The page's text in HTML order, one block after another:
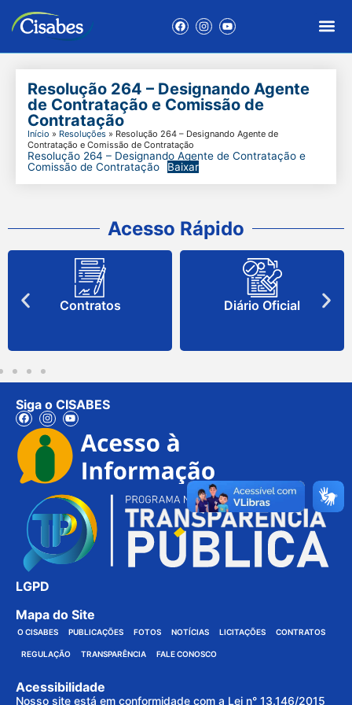
Resolução 264 – Designando Agente
de Contratação e Comissão de
Contratação
Início » Resoluções » Resolução 264 – Designando Agente de
Contratação e Comissão de Contratação
Resolução 264 – Designando Agente de Contratação e
Comissão de Contratação
Baixar
Acesso Rápido
Contratos Diário Oficial
Siga o CISABES
LGPD
Mapa do Site
O CISABES PUBLICAÇÕES FOTOS NOTÍCIAS LICITAÇÕES CONTRATOS
REGULAÇÃO TRANSPARÊNCIA FALE CONOSCO
Acessibilidade
Nosso site está em conformidade com a Lei n° 13.146/2015